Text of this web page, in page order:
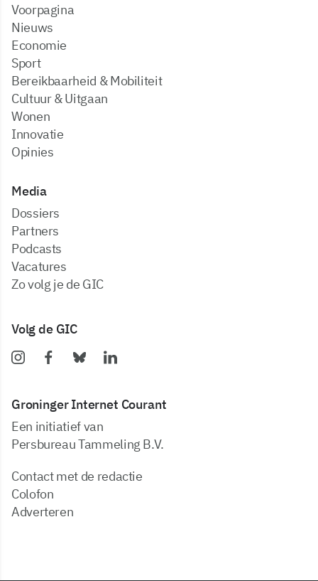
Voorpagina
Nieuws
Economie
Sport
Bereikbaarheid & Mobiliteit
Cultuur & Uitgaan
Wonen
Innovatie
Opinies
Media
dossiers
partners
podcasts
vacatures
zo volg je de GIC
Volg de GIC
Groninger Internet Courant
Een initiatief van
Persbureau Tammeling B.V.
Contact met de redactie
Colofon
Adverteren